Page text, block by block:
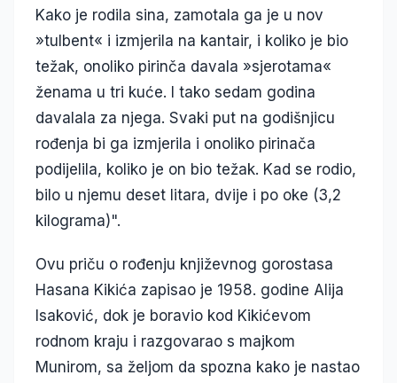
Kako je rodila sina, zamotala ga je u nov
»tulbent« i izmjerila na kantair, i koliko je bio
težak, onoliko pirinča davala »sjerotama«
ženama u tri kuće. I tako sedam godina
davalala za njega. Svaki put na godišnjicu
rođenja bi ga izmjerila i onoliko pirinača
podijelila, koliko je on bio težak. Kad se rodio,
bilo u njemu deset litara, dvije i po oke (3,2
kilograma)".
Ovu priču o rođenju književnog gorostasa
Hasana Kikića zapisao je 1958. godine Alija
Isaković, dok je boravio kod Kikićevom
rodnom kraju i razgovarao s majkom
Munirom, sa željom da spozna kako je nastao